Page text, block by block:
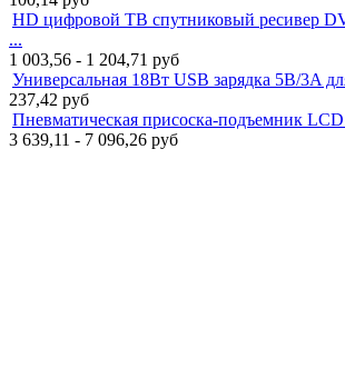
HD цифровой ТВ спутниковый ресивер
...
1 003,56 - 1 204,71 руб
Универсальная 18Вт USB зарядка 5В/3A
237,42 руб
Пневматическая присоска-подъемник LCD
3 639,11 - 7 096,26 руб